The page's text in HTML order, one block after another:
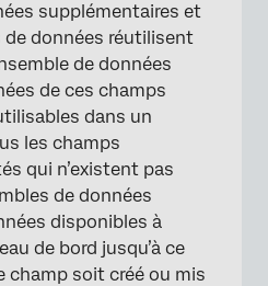
supplémentaires et
de données réutilisent
de données
de ces champs
dans un
les champs
qui n’existent pas
de données
disponibles à
de bord jusqu’à ce
champ soit créé ou mis